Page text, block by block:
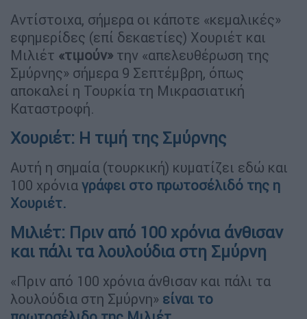
Αντίστοιχα, σήμερα οι κάποτε «κεμαλικές»
εφημερίδες (επί δεκαετίες) Χουριέτ και
Μιλιέτ «τιμούν» την «απελευθέρωση της
Σμύρνης» σήμερα 9 Σεπτέμβρη, όπως
αποκαλεί η Τουρκία τη Μικρασιατική
Καταστροφή.
Χουριέτ: Η τιμή της Σμύρνης
Αυτή η σημαία (τουρκική) κυματίζει εδώ και
100 χρόνια γράφει στο πρωτοσέλιδό της η
Χουριέτ.
Μιλιέτ: Πριν από 100 χρόνια άνθισαν
και πάλι τα λουλούδια στη Σμύρνη
«Πριν από 100 χρόνια άνθισαν και πάλι τα
λουλούδια στη Σμύρνη» είναι το